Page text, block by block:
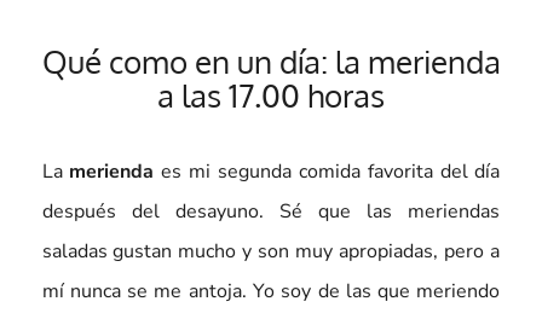
Qué como en un día: la merienda
a las 17.00 horas
La merienda es mi segunda comida favorita del día
después del desayuno. Sé que las meriendas
saladas gustan mucho y son muy apropiadas, pero a
mí nunca se me antoja. Yo soy de las que meriendo